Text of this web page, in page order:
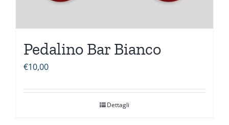
Pedalino Bar Bianco
€10,00
Dettagli